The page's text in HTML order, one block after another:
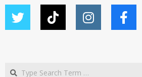
Search